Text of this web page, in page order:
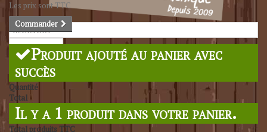
Rechercher
Les prix sont TTC
Commander
Produit ajouté au panier avec
succès
Quantité
Total
Il y a 1 produit dans votre panier.
Total produits TTC